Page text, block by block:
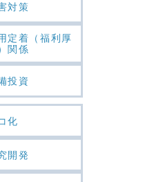
対策
定着（福利厚
関係
投資
化
開発